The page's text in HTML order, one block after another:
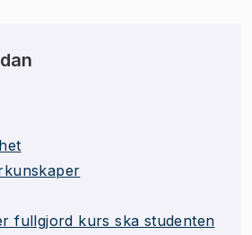
fullgjord kurs ska studenten